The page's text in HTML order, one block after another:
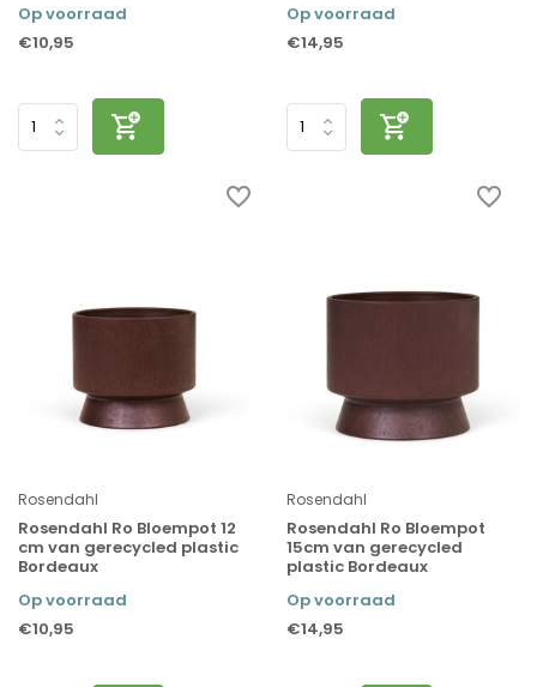
Op voorraad
€10,95
Op voorraad
€14,95
Rosendahl
Rosendahl Ro Bloempot 12
cm van gerecycled plastic
Bordeaux
Op voorraad
€10,95
Rosendahl
Rosendahl Ro Bloempot
15cm van gerecycled
plastic Bordeaux
Op voorraad
€14,95